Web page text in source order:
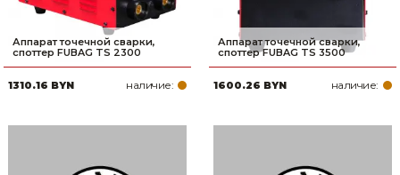
Аппарат точечной сварки,
споттер FUBAG TS 2300
1310.16 BYN наличие:
Аппарат точечной сварки,
споттер FUBAG TS 3500
1600.26 BYN наличие: